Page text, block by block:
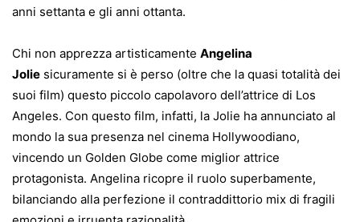
anni settanta e gli anni ottanta.
Chi non apprezza artisticamente Angelina
Jolie sicuramente si è perso (oltre che la quasi totalità dei
suoi film) questo piccolo capolavoro dell’attrice di Los
Angeles. Con questo film, infatti, la Jolie ha annunciato al
mondo la sua presenza nel cinema Hollywoodiano,
vincendo un Golden Globe come miglior attrice
protagonista. Angelina ricopre il ruolo superbamente,
bilanciando alla perfezione il contraddittorio mix di fragili